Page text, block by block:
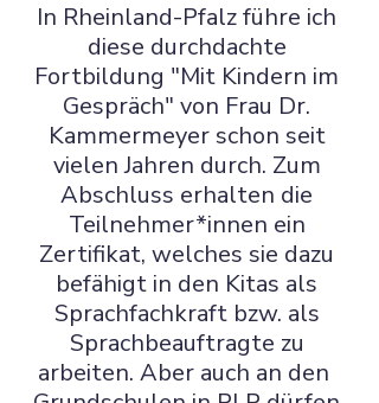
In Rheinland-Pfalz führe ich
diese durchdachte
Fortbildung "Mit Kindern im
Gespräch" von Frau Dr.
Kammermeyer schon seit
vielen Jahren durch. Zum
Abschluss erhalten die
Teilnehmer*innen ein
Zertifikat, welches sie dazu
befähigt in den Kitas als
Sprachfachkraft bzw. als
Sprachbeauftragte zu
arbeiten. Aber auch an den